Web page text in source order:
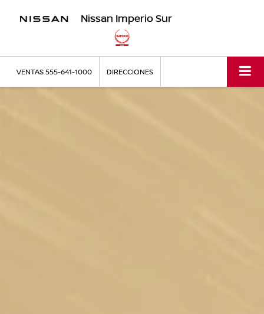
Nissan Imperio Sur
VENTAS555-641-1000 DIRECCIONES